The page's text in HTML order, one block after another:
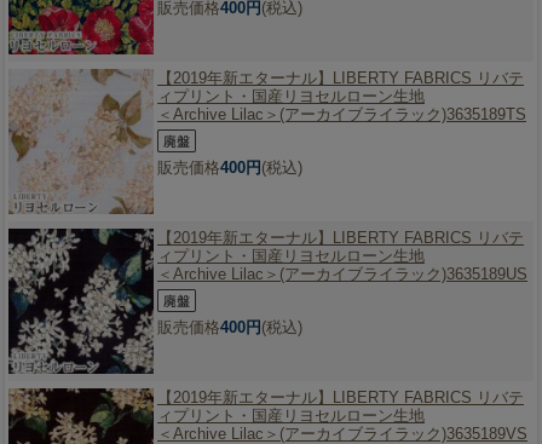
販売価格400円(税込)
【2019年新エターナル】 LIBERTY FABRICS リバテ
ィプリント・国産リヨセルローン生地
＜Archive Lilac＞(アーカイブライラック)3635189TS
販売価格400円(税込)
【2019年新エターナル】 LIBERTY FABRICS リバテ
ィプリント・国産リヨセルローン生地
＜Archive Lilac＞(アーカイブライラック)3635189US
販売価格400円(税込)
【2019年新エターナル】 LIBERTY FABRICS リバテ
ィプリント・国産リヨセルローン生地
＜Archive Lilac＞(アーカイブライラック)3635189VS